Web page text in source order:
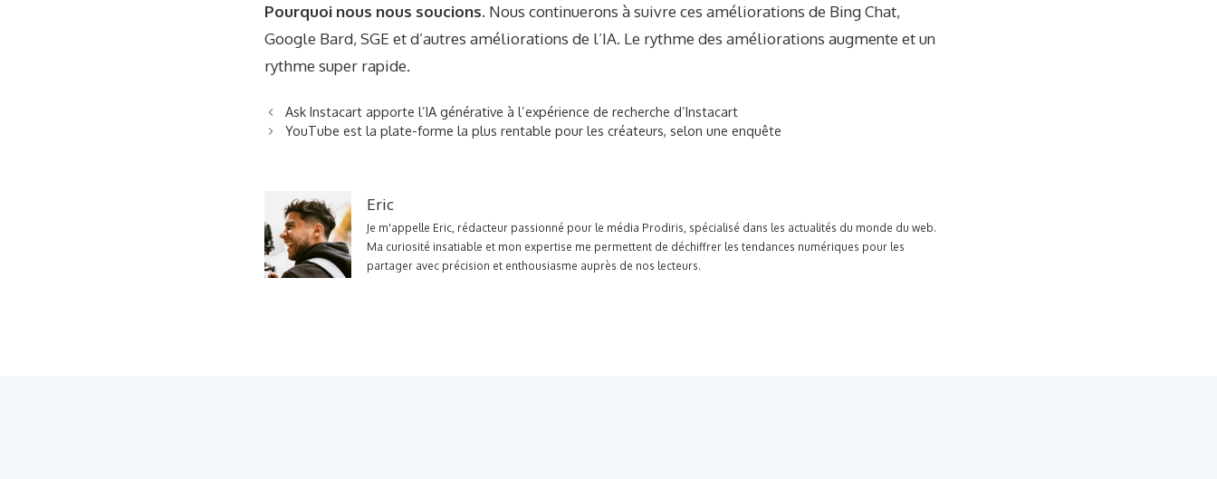
Pourquoi nous nous soucions. Nous continuerons à suivre ces améliorations de Bing Chat,
Google Bard, SGE et d’autres améliorations de l’IA. Le rythme des améliorations augmente et un
rythme super rapide.
Ask Instacart apporte l’IA générative à l’expérience de recherche d’Instacart
YouTube est la plate-forme la plus rentable pour les créateurs, selon une enquête
Eric
Je m'appelle Eric, rédacteur passionné pour le média Prodiris, spécialisé dans les actualités du monde du web.
Ma curiosité insatiable et mon expertise me permettent de déchiffrer les tendances numériques pour les
partager avec précision et enthousiasme auprès de nos lecteurs.